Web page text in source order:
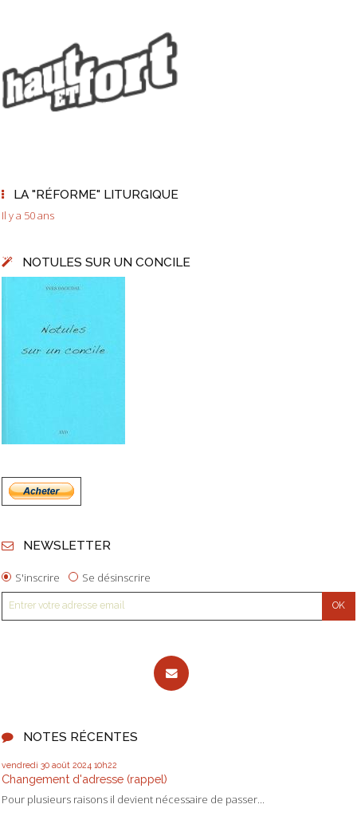
LA "RÉFORME" LITURGIQUE
Il y a 50 ans
NOTULES SUR UN CONCILE
NEWSLETTER
S'inscrire Se désinscrire
NOTES RÉCENTES
vendredi 30 août 2024 10h22
Changement d'adresse (rappel)
Pour plusieurs raisons il devient nécessaire de passer...